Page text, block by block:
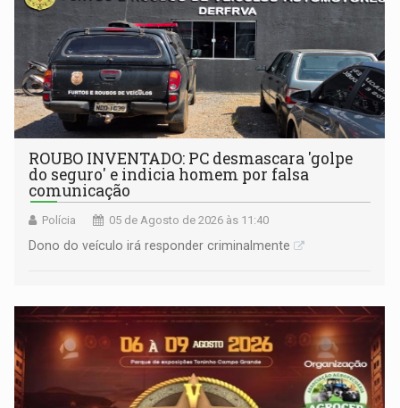
ROUBO INVENTADO: PC desmascara 'golpe
do seguro' e indicia homem por falsa
comunicação
Polícia 05 de Agosto de 2026 às 11:40
Dono do veículo irá responder criminalmente